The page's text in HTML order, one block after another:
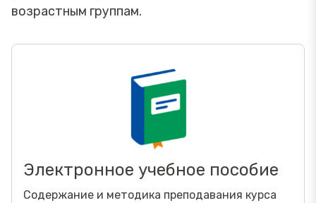
возрастным группам.
Электронное учебное пособие
Содержание и методика преподавания курса